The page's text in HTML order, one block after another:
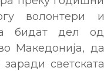
волонтери и
бидат дел од
Македонија, да
светската